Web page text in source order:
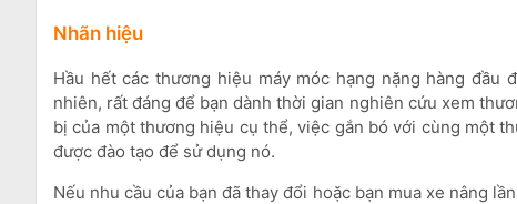
Nhãn hiệu
Hầu hết các thương hiệu máy móc hạng nặng hàng
nhiên, rất đáng để bạn dành thời gian nghiên cứu xem
bị của một thương hiệu cụ thể, việc gắn bó với cùng một
được đào tạo để sử dụng nó.
Nếu nhu cầu của bạn đã thay đổi hoặc bạn mua xe nâng